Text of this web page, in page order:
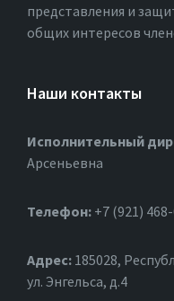
представления и
общих интересов
Наши контакты
Исполнительный
Арсеньевна
Телефон: +7 (921)
Адрес: 185028,
ул. Энгельса, д.4